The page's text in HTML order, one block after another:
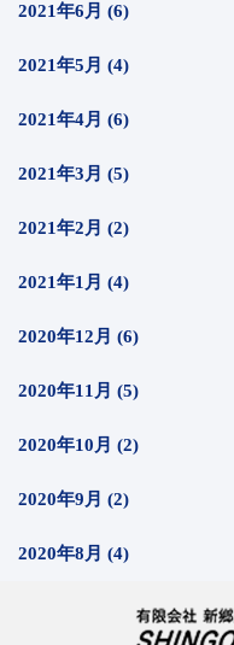
2021年6月 (6)
2021年5月 (4)
2021年4月 (6)
2021年3月 (5)
2021年2月 (2)
2021年1月 (4)
2020年12月 (6)
2020年11月 (5)
2020年10月 (2)
2020年9月 (2)
2020年8月 (4)